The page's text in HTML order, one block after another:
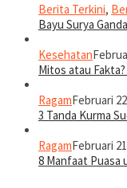
Berita Terkini,
Bayu Surya
Kesehatan
Mitos atau
RagamFebruari
3 Tanda Kurma
RagamFebruari
8 Manfaat